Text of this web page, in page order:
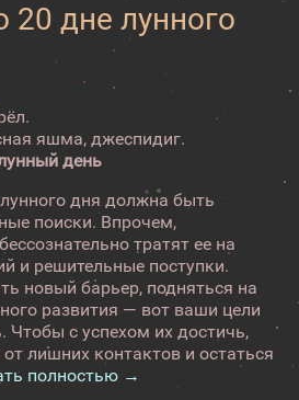
20 дне лунного
яшма, джеспидиг.
день
дня должна быть
поиски. Впрочем,
тратят ее на
и решительные поступки.
новый барьер, подняться на
развития — вот ваши цели
Чтобы с успехом их достичь,
лишних контактов и остаться
полностью →